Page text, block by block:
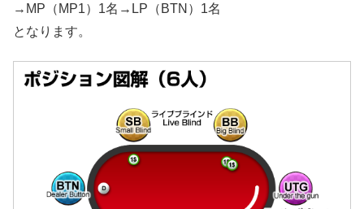
→MP（MP1）1名→LP（BTN）1名
となります。